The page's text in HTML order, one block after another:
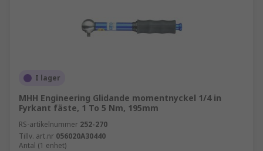
I lager
MHH Engineering Glidande momentnyckel 1/4 in
Fyrkant fäste, 1 To 5 Nm, 195mm
RS-artikelnummer 252-270
Tillv. art.nr 056020A30440
Antal (1 enhet)